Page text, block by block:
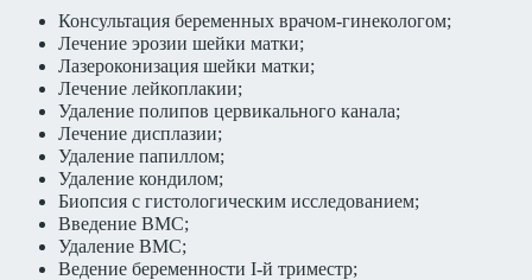
Консультация беременных врачом-гинекологом;
Лечение эрозии шейки матки;
Лазероконизация шейки матки;
Лечение лейкоплакии;
Удаление полипов цервикального канала;
Лечение дисплазии;
Удаление папиллом;
Удаление кондилом;
Биопсия с гистологическим исследованием;
Введение ВМС;
Удаление ВМС;
Ведение беременности I-й триместр;